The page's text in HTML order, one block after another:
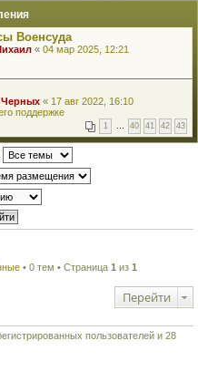
Военсуда
« 04 мар 2025, 12:21
« 17 авг 2022, 16:10
поддержке
1 … 40 41 42 43
• 0 тем • Страница 1 из 1
Перейти
пользователей и 28